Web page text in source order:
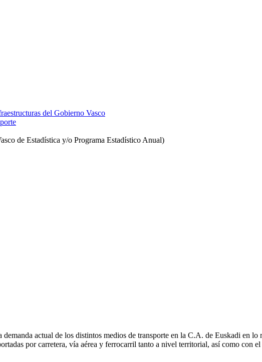
del Gobierno Vasco
de Estadística y/o Programa Estadístico Anual)
demanda actual de los distintos medios de transporte en la C.A. de Euskadi en
por carretera, vía aérea y ferrocarril tanto a nivel territorial, así como con